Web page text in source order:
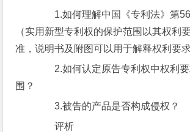
1.如何理解中国《专利法》第56
（实用新型专利权的保护范围以其权利
准，说明书及附图可以用于解释权利要求
2.如何认定原告专利权中权利要
围？
3.被告的产品是否构成侵权？
评析